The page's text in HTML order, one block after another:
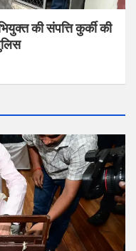
की संपत्ति कुर्की की